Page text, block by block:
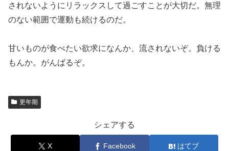
されないようにリラックスして過ごすことが大切だ。無理
のない範囲で運動も続けるのだ。
甘いものが食べたい欲求になんか、流されないぞ。負ける
もんか。がんばるぞ。
更年期
シェアする
X Facebook はてブ